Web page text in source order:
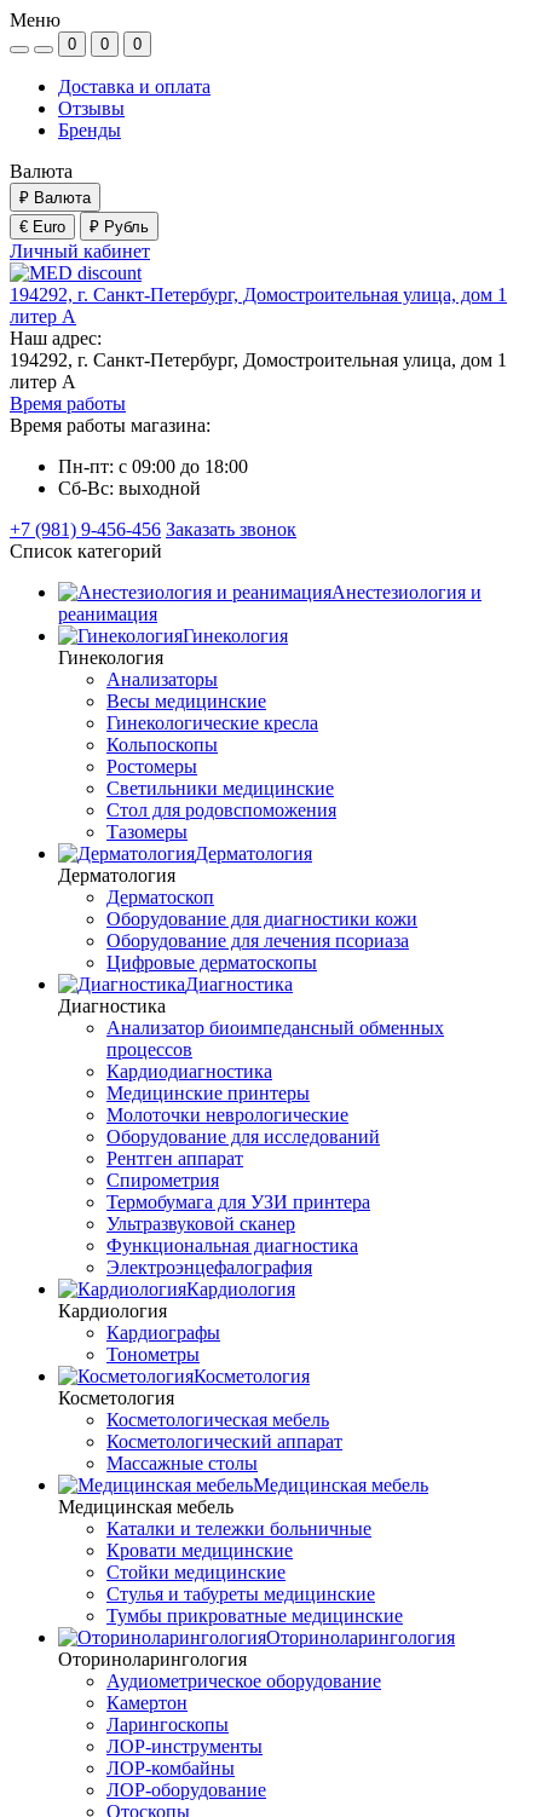
Меню
0 0 0
Доставка и оплата
Отзывы
Бренды
Валюта
₽ Валюта
€ Euro
₽ Рубль
Личный кабинет
194292, г. Санкт-Петербург, Домостроительная улица, дом 1
литер А
Наш адрес:
194292, г. Санкт-Петербург, Домостроительная улица, дом 1
литер А
Время работы
Время работы магазина:
Пн-пт: с 09:00 до 18:00
Сб-Вс: выходной
+7 (981) 9-456-456 Заказать звонок
Список категорий
Анестезиология и
реанимация
Гинекология
Гинекология
Анализаторы
Весы медицинские
Гинекологические кресла
Кольпоскопы
Ростомеры
Светильники медицинские
Стол для родовспоможения
Тазомеры
Дерматология
Дерматология
Дерматоскоп
Оборудование для диагностики кожи
Оборудование для лечения псориаза
Цифровые дерматоскопы
Диагностика
Диагностика
Анализатор биоимпедансный обменных
процессов
Кардиодиагностика
Медицинские принтеры
Молоточки неврологические
Оборудование для исследований
Рентген аппарат
Спирометрия
Термобумага для УЗИ принтера
Ультразвуковой сканер
Функциональная диагностика
Электроэнцефалография
Кардиология
Кардиология
Кардиографы
Тонометры
Косметология
Косметология
Косметологическая мебель
Косметологический аппарат
Массажные столы
Медицинская мебель
Медицинская мебель
Каталки и тележки больничные
Кровати медицинские
Стойки медицинские
Стулья и табуреты медицинские
Тумбы прикроватные медицинские
Оториноларингология
Оториноларингология
Аудиометрическое оборудование
Камертон
Ларингоскопы
ЛОР-инструменты
ЛОР-комбайны
ЛОР-оборудование
Отоскопы